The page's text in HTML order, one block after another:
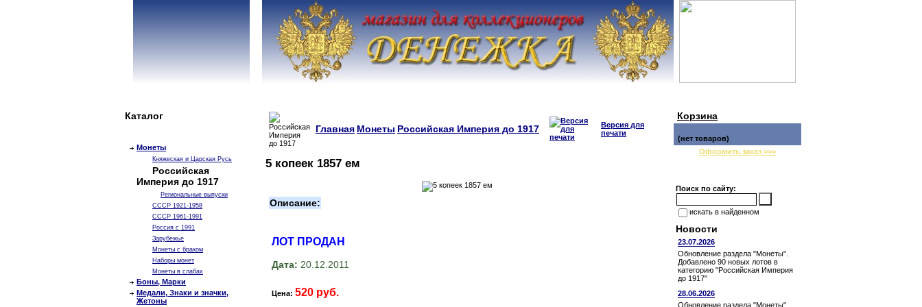
Каталог
Монеты
Княжеская и Царская Русь
Российская
Империя до 1917
Региональные выпуски
СССР 1921-1958
СССР 1961-1991
Россия с 1991
Зарубежье
Монеты с браком
Наборы монет
Монеты в слабах
Боны, Марки
Медали, Знаки и значки,
Жетоны
Главная Монеты Российская Империя до 1917
Версия для
печати
5 копеек 1857 ем
Описание:
ЛОТ ПРОДАН
Дата: 20.12.2011
Цена: 520 руб.
Корзина
(нет товаров)
Оформить заказ >>>
Поиск по сайту:
искать в найденном
Новости
23.07.2026
Обновление раздела "Монеты".
Добавлено 90 новых лотов в
категорию "Российская Империя
до 1917"
28.06.2026
Обновление раздела "Монеты".